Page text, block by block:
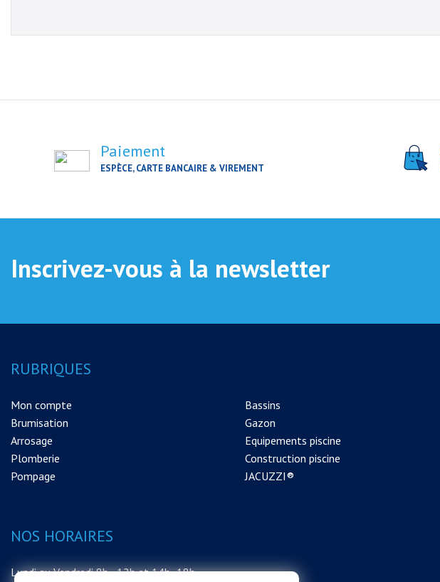
Paiement
ESPÈCE, CARTE BANCAIRE & VIREMENT
Inscrivez-vous à la newsletter
RUBRIQUES
Mon compte
Brumisation
Arrosage
Plomberie
Pompage
Bassins
Gazon
Equipements piscine
Construction piscine
JACUZZI®
NOS HORAIRES
Lundi au Vendredi 8h - 12h et 14h -18h